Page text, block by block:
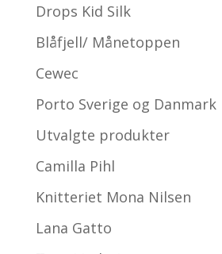
Drops Kid Silk
Blåfjell/ Månetoppen
Cewec
Porto Sverige og Danmark
Utvalgte produkter
Camilla Pihl
Knitteriet Mona Nilsen
Lana Gatto